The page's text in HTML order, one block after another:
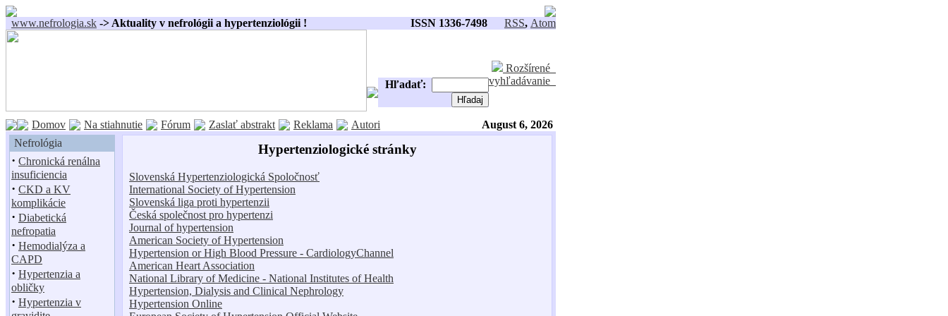
www.nefrologia.sk -> Aktuality v nefrológii a hypertenziológii ! ISSN 1336-7498 RSS, Atom
Rozšírené
vyhľadávanie
Hľadať:
Domov Na stiahnutie Fórum Zaslať abstrakt Reklama Autori
August 6, 2026
Nefrológia
· Chronická renálna
insuficiencia
· CKD a KV
komplikácie
· Diabetická
nefropatia
· Hemodialýza a
CAPD
· Hypertenzia a
obličky
· Hypertenzia v
Hypertenziologické stránky
Slovenská Hypertenziologická Spoločnosť
International Society of Hypertension
Slovenská liga proti hypertenzii
Česká společnost pro hypertenzi
Journal of hypertension
American Society of Hypertension
Hypertension or High Blood Pressure - CardiologyChannel
American Heart Association
National Library of Medicine - National Institutes of Health
Hypertension, Dialysis and Clinical Nephrology
Hypertension Online